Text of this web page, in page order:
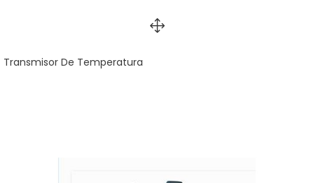
Transmisor De Temperatura